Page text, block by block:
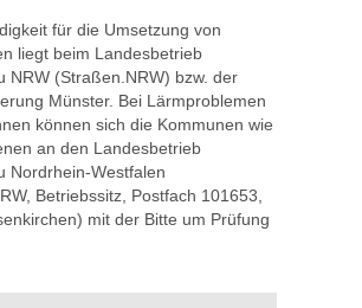
für die Umsetzung von
liegt beim Landesbetrieb
NRW (Straßen.NRW) bzw. der
Münster. Bei Lärmproblemen
können sich die Kommunen wie
an den Landesbetrieb
Nordrhein-Westfalen
Betriebssitz, Postfach 101653,
mit der Bitte um Prüfung